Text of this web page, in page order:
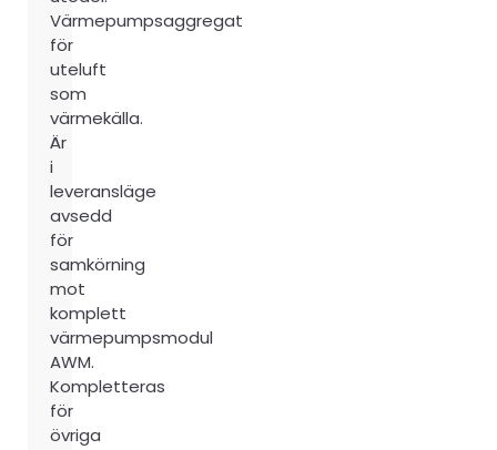
Värmepumpsaggregat
för
uteluft
som
värmekälla.
Är
i
leveransläge
avsedd
för
samkörning
mot
komplett
värmepumpsmodul
AWM.
Kompletteras
för
övriga